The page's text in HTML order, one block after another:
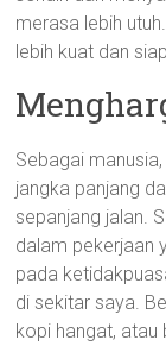
merasa lebih
lebih kuat dan
Sebagai
jangka panjang
sepanjang jalan.
dalam pekerjaan
pada
di sekitar saya.
kopi hangat,